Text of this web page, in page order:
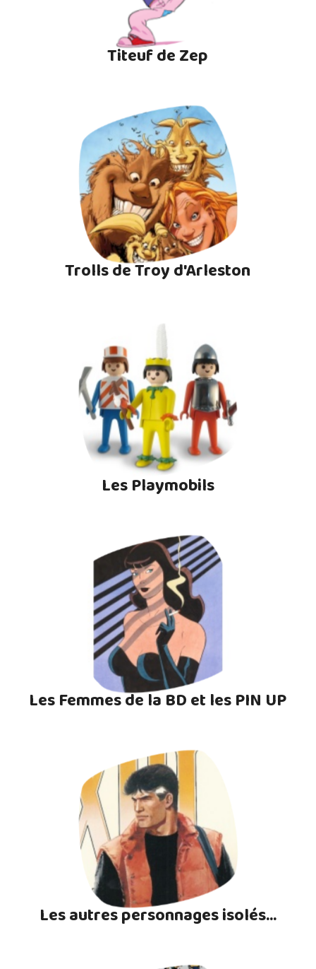
Titeuf de Zep
Trolls de Troy d'Arleston
Les Playmobils
Les Femmes de la BD et les PIN UP
Les autres personnages isolés...